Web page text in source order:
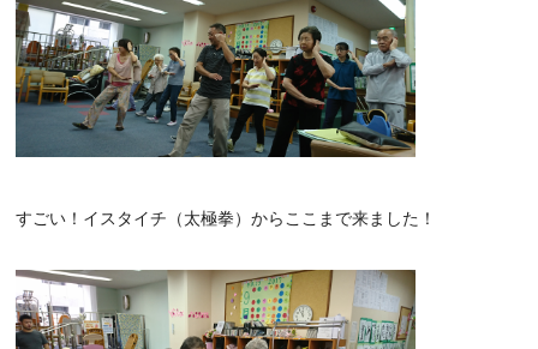
すごい！イスタイチ（太極拳）からここまで来ました！